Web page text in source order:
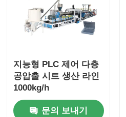
지능형 PLC 제어 다층
공압출 시트 생산 라인
1000kg/h
문의 보내기